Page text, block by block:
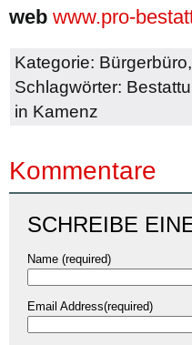
web www.pro-
Kategorie: Bürgerbüro,
Schlagwörter:
in Kamenz
Kommentare
SCHREIBE
Name (required)
Email Address(required)